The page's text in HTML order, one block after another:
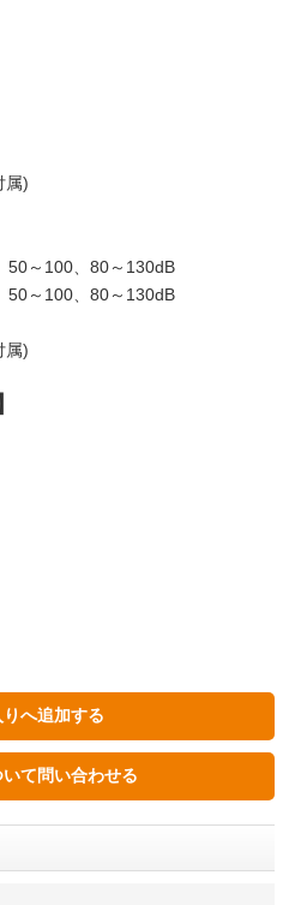
属)
50～100、80～130dB
50～100、80～130dB
属)